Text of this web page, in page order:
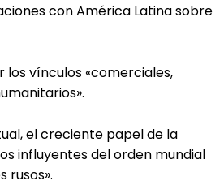
con América Latina sobre
los vínculos «comerciales,
el creciente papel de la
influyentes del orden mundial
rusos».